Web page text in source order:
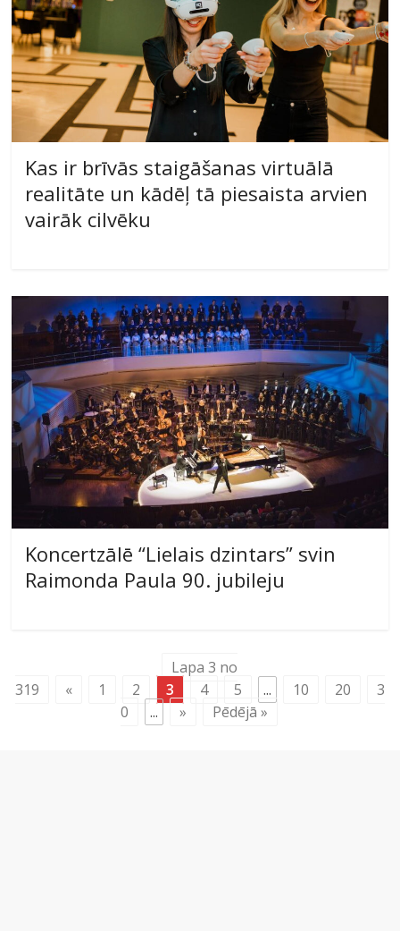
Kas ir brīvās staigāšanas virtuālā
realitāte un kādēļ tā piesaista arvien
vairāk cilvēku
Koncertzālē “Lielais dzintars” svin
Raimonda Paula 90. jubileju
Lapa 3 no
319
« 1 2 3 4 5 ... 10 20
3
0
... » Pēdējā »